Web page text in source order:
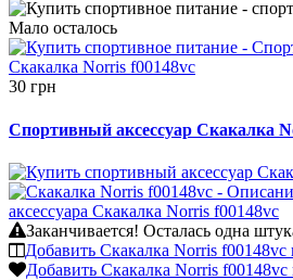
Мало осталось
30 грн
Спортивный аксессуар Скакалка
Заканчивается! Осталась одна
Добавить Скакалка Norris f00148vc
Добавить Скакалка Norris